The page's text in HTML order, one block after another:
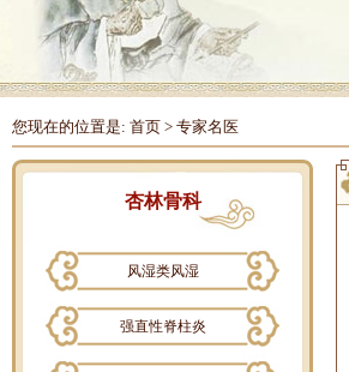
您现在的位置是: 首页 > 专家名医
杏林骨科
风湿类风湿
强直性脊柱炎